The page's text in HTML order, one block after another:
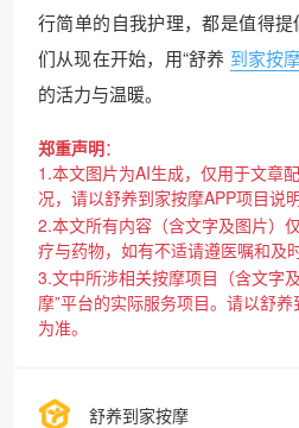
行简单的自我护理，都是值得
们从现在开始，用“舒养 到家按
的活力与温暖。
郑重声明：
1.本文图片为AI生成，仅用于文章
况，请以舒养到家按摩APP项目说明
2.本文所有内容（含文字及图片）
疗与药物，如有不适请遵医嘱和及
3.文中所涉相关按摩项目（含文字
摩”平台的实际服务项目。请以舒
为准。
舒养到家按摩